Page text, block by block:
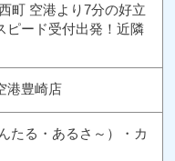
町 空港より7分の好立
ピード受付出発！近隣
港豊崎店
たる・あるさ～）・カ